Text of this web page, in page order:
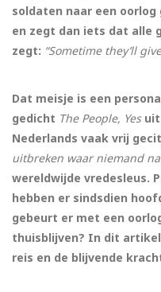
soldaten naar een
en zegt dan iets dat alle
zegt: “Sometime they’ll
Dat meisje is een
gedicht The People, Yesuit
Nederlands vaak vrij
uitbreken waar niemand
wereldwijde vredesleus.
hebben er sindsdien
gebeurt er met een
thuisblijven? In dit
reis en de blijvende